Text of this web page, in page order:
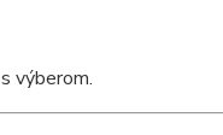
výberom.